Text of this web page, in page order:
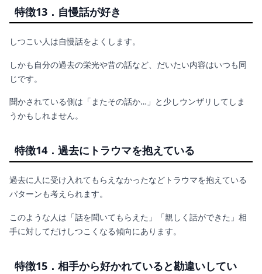
特徴13．自慢話が好き
しつこい人は自慢話をよくします。
しかも自分の過去の栄光や昔の話など、だいたい内容はいつも同
じです。
聞かされている側は「またその話か…」と少しウンザリしてしま
うかもしれません。
特徴14．過去にトラウマを抱えている
過去に人に受け入れてもらえなかったなどトラウマを抱えている
パターンも考えられます。
このような人は「話を聞いてもらえた」「親しく話ができた」相
手に対してだけしつこくなる傾向にあります。
特徴15．相手から好かれていると勘違いしてい